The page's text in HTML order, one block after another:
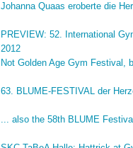
Johanna Quaas eroberte die
PREVIEW: 52. International
2012
Not Golden Age Gym Festival,
63. BLUME-FESTIVAL der
... also the 58th BLUME